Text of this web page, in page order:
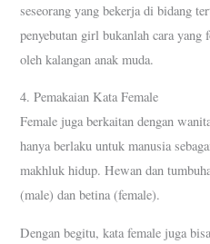
seseorang yang bekerja di bidang
penyebutan girl bukanlah cara
oleh kalangan anak muda.
4. Pemakaian Kata Female
Female juga berkaitan dengan
hanya berlaku untuk manusia
makhluk hidup. Hewan dan
(male) dan betina (female).
Dengan begitu, kata female juga